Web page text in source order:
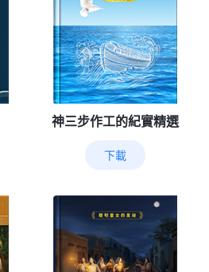
神三步作工的紀實精選
下載